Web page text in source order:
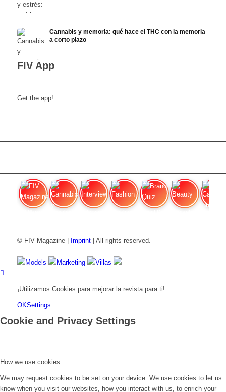
Cannabis y memoria: qué hace el THC con la memoria
a corto plazo
FIV App
Get the app!
© FIV Magazine | Imprint| All rights reserved.
Models Marketing Villas
¡Utilizamos Cookies para mejorar la revista para ti!
OKSettings
Cookie and Privacy Settings
How we use cookies
We may request cookies to be set on your device. We use cookies to let us
know when you visit our websites, how you interact with us, to enrich your